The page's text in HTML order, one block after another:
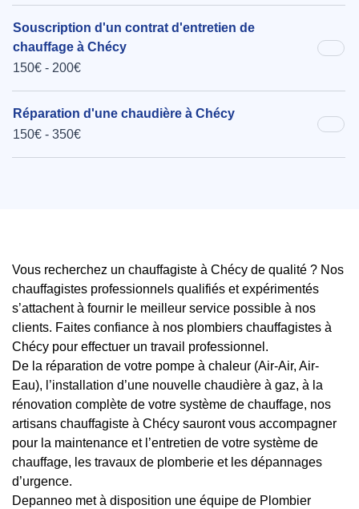
Souscription d'un contrat d'entretien de
chauffage à Chécy
150€ - 200€
Réparation d'une chaudière à Chécy
150€ - 350€
Vous recherchez un chauffagiste à Chécy de qualité ? Nos
chauffagistes professionnels qualifiés et expérimentés
s’attachent à fournir le meilleur service possible à nos
clients. Faites confiance à nos plombiers chauffagistes à
Chécy pour effectuer un travail professionnel.
De la réparation de votre pompe à chaleur (Air-Air, Air-
Eau), l’installation d’une nouvelle chaudière à gaz, à la
rénovation complète de votre système de chauffage, nos
artisans chauffagiste à Chécy sauront vous accompagner
pour la maintenance et l’entretien de votre système de
chauffage, les travaux de plomberie et les dépannages
d’urgence.
Depanneo met à disposition une équipe de Plombier